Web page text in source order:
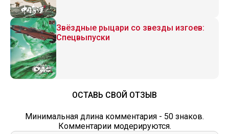
Звёздные рыцари со звезды изгоев:
Спецвыпуски
ОСТАВЬ СВОЙ ОТЗЫВ
Минимальная длина комментария - 50 знаков.
Комментарии модерируются.